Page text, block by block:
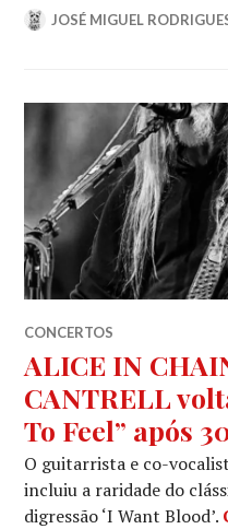
JOSÉ MIGUEL
CONCERTOS
ALICE IN
CANTRELL
To Feel” após
O guitarrista e co-
incluiu a raridade do
digressão ‘I Want Blood’.